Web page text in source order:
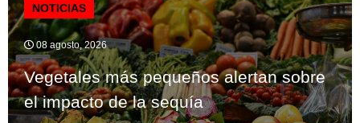
NOTICIAS
08 agosto, 2026
Vegetales más pequeños alertan sobre
el impacto de la sequía